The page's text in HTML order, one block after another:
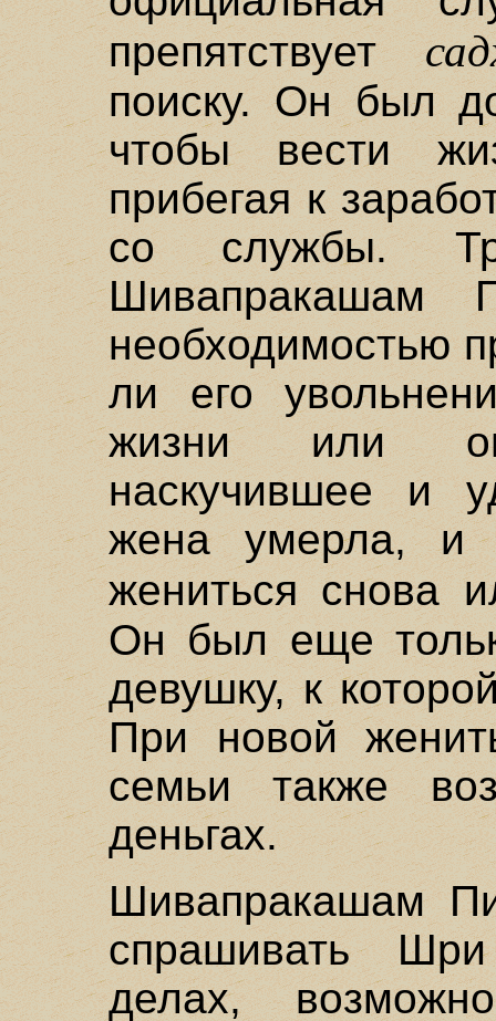
препятствует
поиску. Он был
чтобы вести
прибегая к
со службы.
Шивапракашам
необходимостью
ли его
жизни или
наскучившее и
жена умерла, и
жениться снова
Он был еще
девушку, к
При новой
семьи также
деньгах.
Шивапракашам
спрашивать
делах,